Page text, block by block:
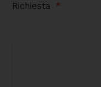
Richiesta